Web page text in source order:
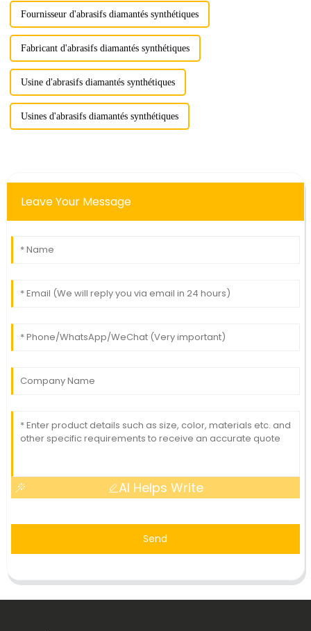
Fournisseur d'abrasifs diamantés synthétiques
Fabricant d'abrasifs diamantés synthétiques
Usine d'abrasifs diamantés synthétiques
Usines d'abrasifs diamantés synthétiques
Leave Your Message
AI Helps Write
Send